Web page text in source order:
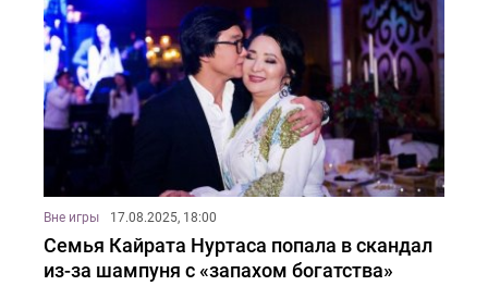
Вне игры 17.08.2025, 18:00
Семья Кайрата Нуртаса попала в скандал
из-за шампуня с «запахом богатства»